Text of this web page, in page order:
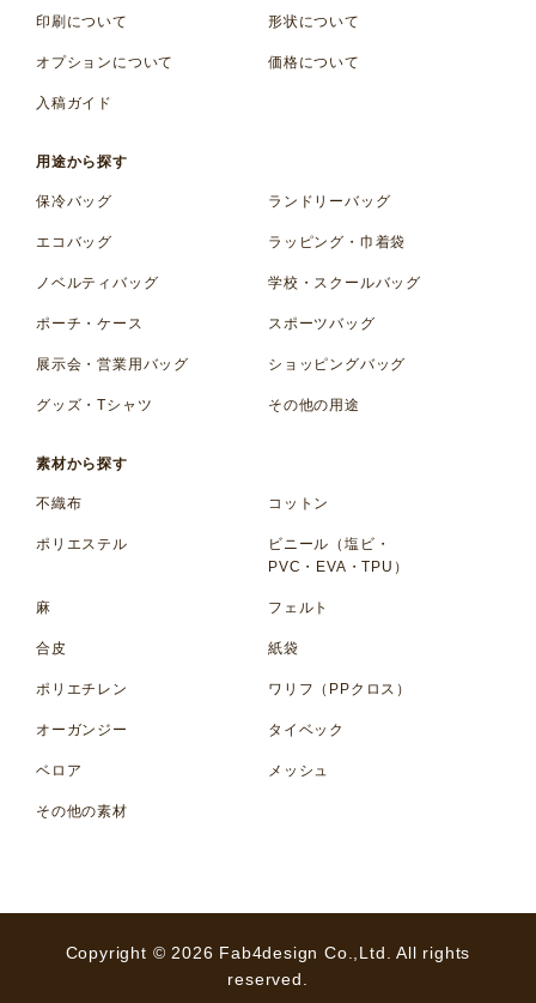
印刷について 形状について
オプションについて 価格について
入稿ガイド
用途から探す
保冷バッグ ランドリーバッグ
エコバッグ ラッピング・巾着袋
ノベルティバッグ 学校・スクールバッグ
ポーチ・ケース スポーツバッグ
展示会・営業用バッグ ショッピングバッグ
グッズ・Tシャツ その他の用途
素材から探す
不織布 コットン
ポリエステル
ビニール（塩ビ・
PVC・EVA・TPU）
麻 フェルト
合皮 紙袋
ポリエチレン ワリフ（PPクロス）
オーガンジー タイベック
ベロア メッシュ
その他の素材
Copyright © 2026 Fab4design Co.,Ltd. All rights
reserved.